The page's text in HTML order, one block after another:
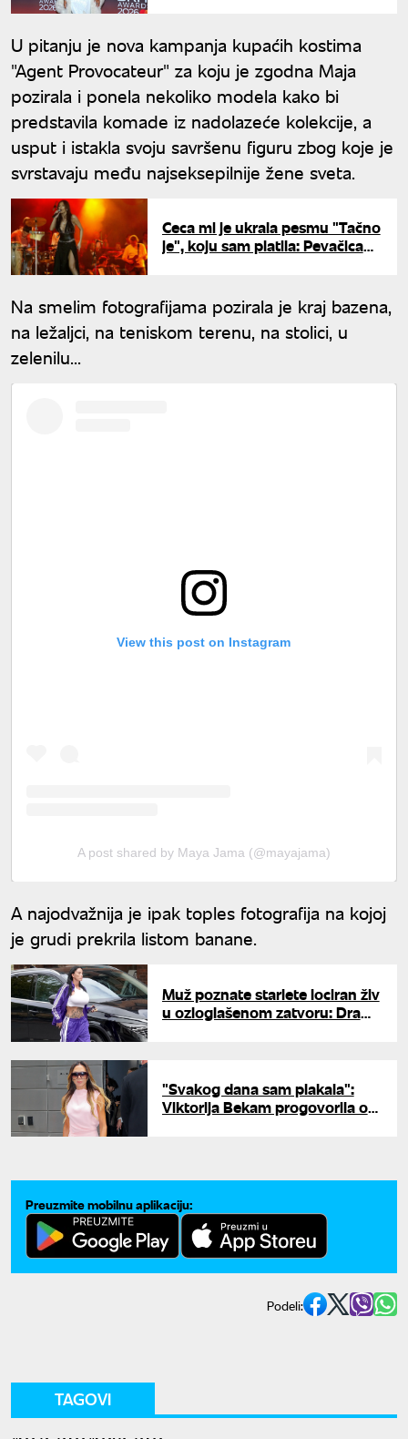
U pitanju je nova kampanja kupaćih kostima
"Agent Provocateur" za koju je zgodna Maja
pozirala i ponela nekoliko modela kako bi
predstavila komade iz nadolazeće kolekcije, a
usput i istakla svoju savršenu figuru zbog koje je
svrstavaju među najseksepilnije žene sveta.
Ceca mi je ukrala pesmu "Tačno
je", koju sam platila: Pevačica
Na smelim fotografijama pozirala je kraj bazena,
na ležaljci, na teniskom terenu, na stolici, u
zelenilu...
View this post on Instagram
A post shared by Maya Jama (@mayajama)
A najodvažnija je ipak toples fotografija na kojoj
je grudi prekrila listom banane.
Muž poznate starlete lociran živ
u ozloglašenom zatvoru: Drama
"Svakog dana sam plakala":
Viktorija Bekam progovorila o
Preuzmite mobilnu aplikaciju:
Podeli:
TAGOVI